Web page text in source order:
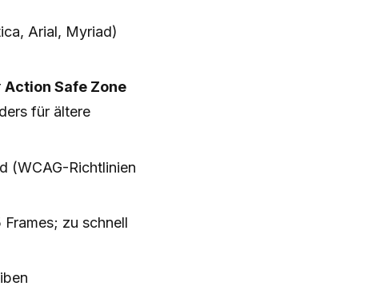
Arial, Myriad)
Action Safe Zone
für ältere
(WCAG-Richtlinien
zu schnell